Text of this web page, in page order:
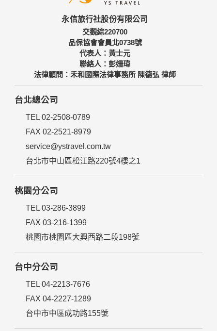
永信旅行社股份有限公司
交觀綜220700
品保協會會員北0738號
代表人：黃士元
聯絡人：彭姍瑋
法律顧問：禾和國際法律事務所 陳德弘 律師
台北總公司
TEL 02-2508-0789
FAX 02-2521-8979
service@ystravel.com.tw
台北市中山區松江路220號4樓之1
桃園分公司
TEL 03-286-3899
FAX 03-216-1399
桃園市桃園區大興西路二段198號
台中分公司
TEL 04-2213-7676
FAX 04-2227-1289
台中市中區成功路155號